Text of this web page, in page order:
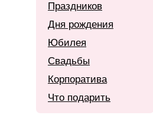
Праздников
Дня рождения
Юбилея
Свадьбы
Корпоратива
Что подарить